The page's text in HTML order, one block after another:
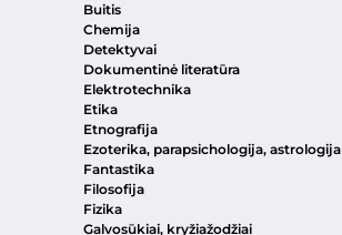
Buitis
Chemija
Detektyvai
Dokumentinė literatūra
Elektrotechnika
Etika
Etnografija
Ezoterika, parapsichologija, astrologija
Fantastika
Filosofija
Fizika
Galvosūkiai, kryžiažodžiai